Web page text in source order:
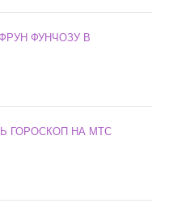
ФУНЧОЗУ В
ГОРОСКОП НА МТС